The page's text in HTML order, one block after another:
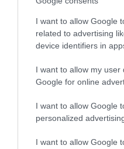
I want to allow Google
related to advertising
device identifiers in
I want to allow my user
Google for online
I want to allow Google
personalized
I want to allow Google
ΡΟΗ
Το χρηματοδοτούμενο
από την ΕΕ έργο “The
ενισχύει την ασφάλεια
των παιδιών στο
31.07.2026
ΑΑΔΕ: Διευκρινίσεις
για τα πρόστιμα σε
αφορούν τους ΦΗΜ
31.07.2026